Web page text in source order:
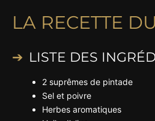
LA RECETTE
LISTE DES
2 suprêmes de pintade
Sel et poivre
Herbes aromatiques